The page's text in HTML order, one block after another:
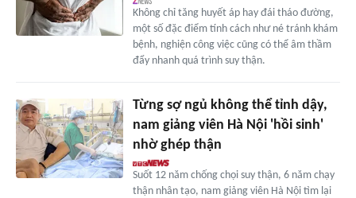
Không chỉ tăng huyết áp hay đái tháo đường,
một số đặc điểm tính cách như né tránh khám
bệnh, nghiện công việc cũng có thể âm thầm
đẩy nhanh quá trình suy thận.
Từng sợ ngủ không thể tỉnh dậy,
nam giảng viên Hà Nội 'hồi sinh'
nhờ ghép thận
Suốt 12 năm chống chọi suy thận, 6 năm chạy
thận nhân tạo, nam giảng viên Hà Nội tìm lại